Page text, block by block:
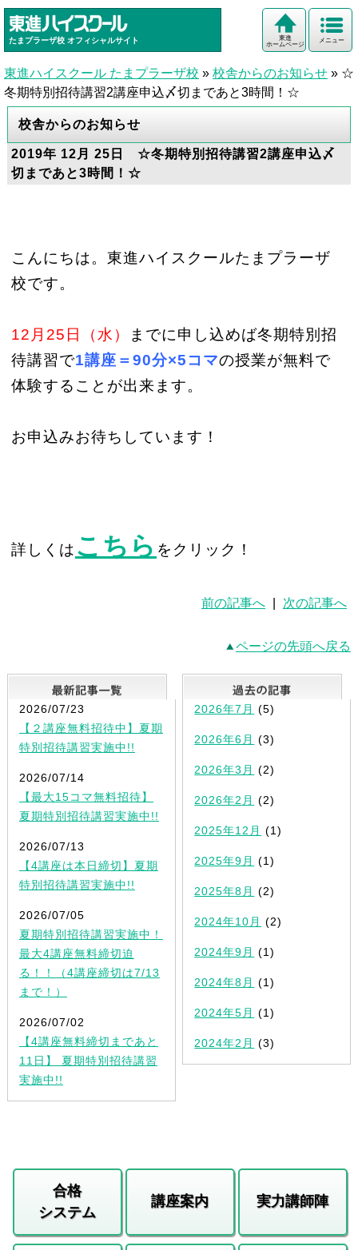
たまプラーザ校 オフィシャルサイト メニュー
東進
ホームページ
東進ハイスクール たまプラーザ校 » 校舎からのお知らせ » ☆
冬期特別招待講習2講座申込〆切まであと3時間！☆
校舎からのお知らせ
2019年 12月 25日 ☆冬期特別招待講習2講座申込〆
切まであと3時間！☆
こんにちは。東進ハイスクールたまプラーザ
校です。
12月25日（水）
までに申し込めば冬期特別招
待講習で1講座＝90分×5コマの授業が無料で
体験することが出来ます。
お申込みお待ちしています！
詳しくは こちら をクリック！
前の記事へ 次の記事へ
ページの先頭へ戻る
最新記事一覧
2026/07/23
【２講座無料招待中】夏期
特別招待講習実施中!!
2026/07/14
【最大15コマ無料招待】
夏期特別招待講習実施中!!
2026/07/13
【4講座は本日締切】夏期
特別招待講習実施中!!
2026/07/05
夏期特別招待講習実施中！
最大4講座無料締切迫
る！！（4講座締切は7/13
まで！）
2026/07/02
【4講座無料締切まであと
11日】 夏期特別招待講習
実施中!!
2026年7月 (5)
2026年6月 (3)
2026年3月 (2)
2026年2月 (2)
2025年12月 (1)
2025年9月 (1)
2025年8月 (2)
2024年10月 (2)
2024年9月 (1)
2024年8月 (1)
2024年5月 (1)
2024年2月 (3)
合格
システム
講座案内 実力講師陣